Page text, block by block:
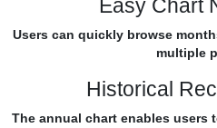
Easy Chart
Users can quickly browse
multiple
Historical
The annual chart enables